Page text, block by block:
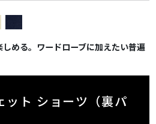
める。ワードローブに加えたい普遍
ット ショーツ（裏パ